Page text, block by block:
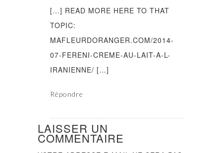
[…] READ MORE HERE TO THAT
TOPIC:
MAFLEURDORANGER.COM/2014-
07-FERENI-CREME-AU-LAIT-A-L-
IRANIENNE/ […]
Répondre
LAISSER UN
COMMENTAIRE